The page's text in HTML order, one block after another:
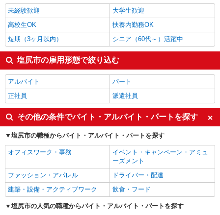
未経験歓迎
大学生歓迎
高校生OK
扶養内勤務OK
短期（3ヶ月以内）
シニア（60代～）活躍中
塩尻市の雇用形態で絞り込む
アルバイト
パート
正社員
派遣社員
その他の条件でバイト・アルバイト・パートを探す
塩尻市の職種からバイト・アルバイト・パートを探す
オフィスワーク・事務
イベント・キャンペーン・アミュ
ーズメント
ファッション・アパレル
ドライバー・配達
建築・設備・アクティブワーク
飲食・フード
塩尻市の人気の職種からバイト・アルバイト・パートを探す